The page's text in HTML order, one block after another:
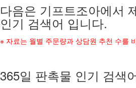
다음은 기프트조아에서
인기 검색어 입니다.
※ 자료는 월별 주문량과 상담원 추천 수를
365일 판촉물 인기 검색